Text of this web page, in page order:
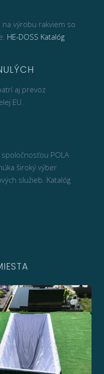
na výrobu rakviem so
HE-DOSS Katalóg
aj prevoz
EU.
POLA
široký výber
služieb. Katalóg